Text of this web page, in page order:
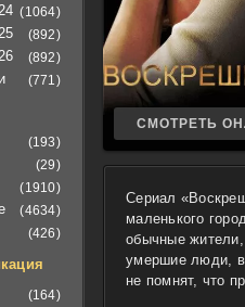
СМОТРЕТЬ
Сериал
маленького
обычные
умершие люди,
не помнят, что
(1064)
(892)
(892)
(771)
(193)
(29)
(1910)
(4634)
(426)
(164)